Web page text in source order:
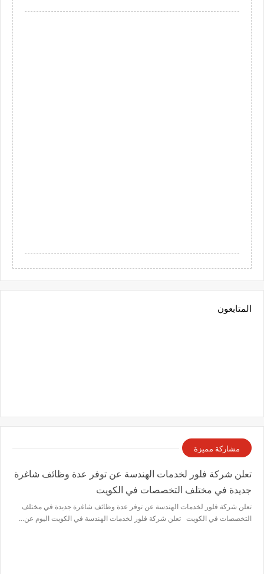
المتابعون
مشاركة مميزة
تعلن شركة فلور لخدمات الهندسة عن توفر عدة وظائف شاغرة
جديدة في مختلف التخصصات في الكويت
تعلن شركة فلور لخدمات الهندسة عن توفر عدة وظائف شاغرة جديدة في مختلف
التخصصات في الكويت تعلن شركة فلور لخدمات الهندسة في الكويت اليوم عن…